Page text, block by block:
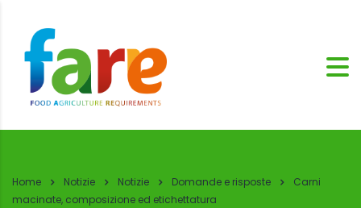
Home Notizie Notizie Domande e risposte
Carni
macinate, composizione ed etichettatura